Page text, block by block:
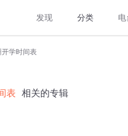
发现 分类 电
开学时间表
表 相关的专辑